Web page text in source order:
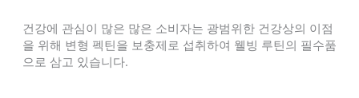
건강에 관심이 많은 많은 소비자는 광범위한 건강상의 이점
을 위해 변형 펙틴을 보충제로 섭취하여 웰빙 루틴의 필수품
으로 삼고 있습니다.